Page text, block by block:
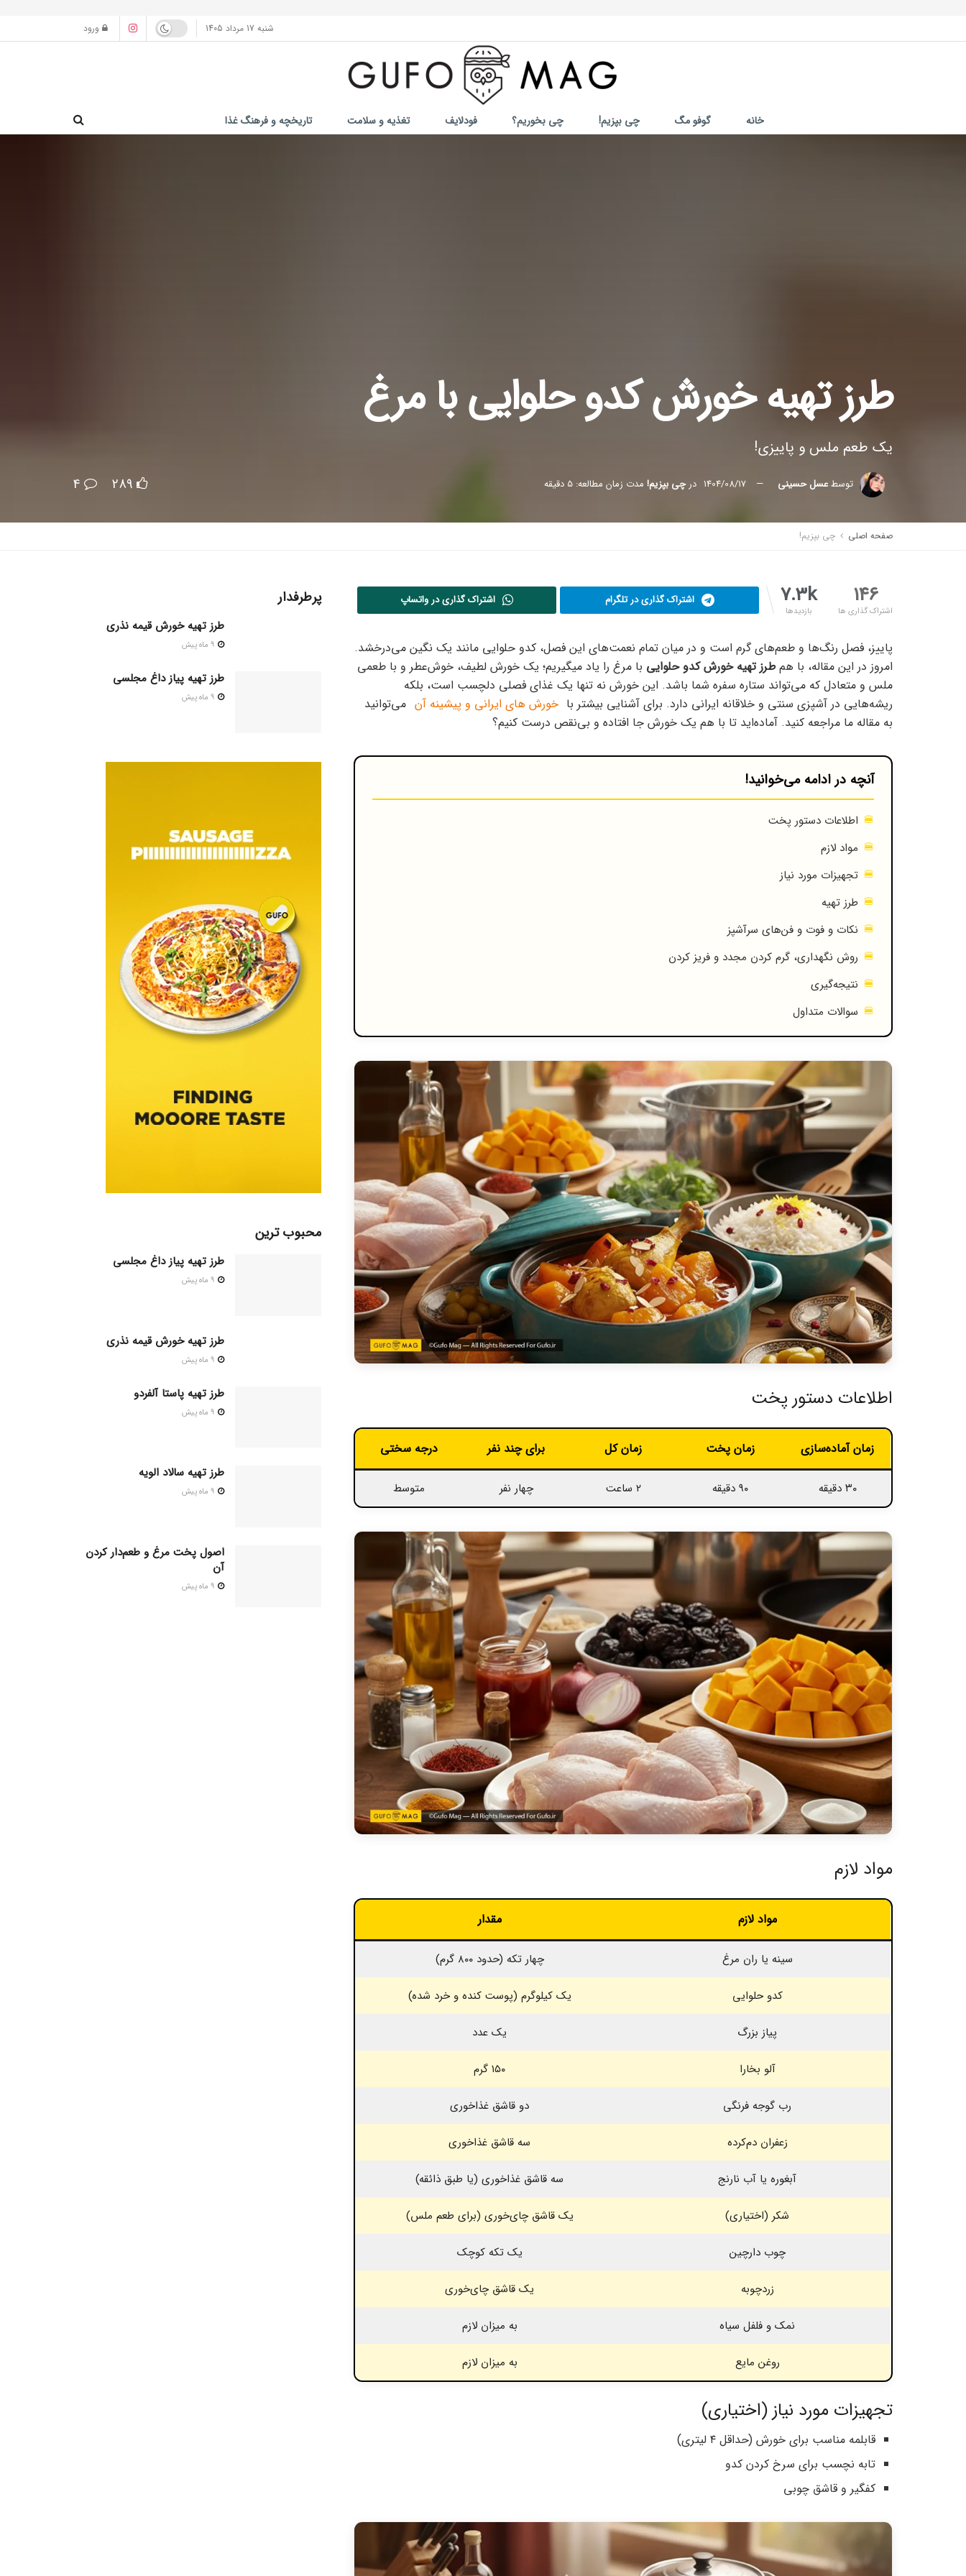
شنبه 17 مرداد 1405 ورود
خانه گوفو مگ چی بپزیم! چی بخوریم؟ فودلایف تغذیه و سلامت تاریخچه و فرهنگ غذا
طرز تهیه خورش کدو حلوایی با مرغ
یک طعم ملس و پاییزی!
توسطعسل حسینی 1404/08/17 درچی بپزیم! مدت زمان مطالعه: 5 دقیقه 289
صفحه اصلی چی بپزیم!
146
اشتراک گذاری ها
7.3k
بازدیدها
اشتراک گذاری در تلگرام اشتراک گذاری در واتساپ
پاییز، فصل رنگ‌ها و طعم‌های گرم است و در میان تمام نعمت‌های این فصل، کدو حلوایی مانند یک نگین می‌درخشد.
امروز در این مقاله، با همطرز تهیه خورش کدو حلوایی با مرغ را یاد میگیریم؛ یک خورش لطیف، خوش‌عطر و با طعمی
ملس و متعادل که می‌تواند ستاره سفره شما باشد. این خورش نه تنها یک غذای فصلی دلچسب است، بلکه
ریشه‌هایی در آشپزی سنتی و خلاقانه ایرانی دارد. برای آشنایی بیشتر با خورش های ایرانی و پیشینه آن می‌توانید
به مقاله ما مراجعه کنید. آماده‌اید تا با هم یک خورش جا افتاده و بی‌نقص درست کنیم؟
آنچه در ادامه می‌خوانید!
اطلاعات دستور پخت
مواد لازم
تجهیزات مورد نیاز
طرز تهیه
نکات و فوت و فن‌های سرآشپز
روش نگهداری، گرم کردن مجدد و فریز کردن
نتیجه‌گیری
سوالات متداول
اطلاعات دستور پخت
زمان آماده‌سازی زمان پخت زمان کل برای چند نفر درجه سختی
۳۰ دقیقه ۹۰ دقیقه ۲ ساعت چهار نفر متوسط
مواد لازم
مواد لازم مقدار
سینه یا ران مرغ چهار تکه (حدود ۸۰۰ گرم)
کدو حلوایی یک کیلوگرم (پوست کنده و خرد شده)
پیاز بزرگ یک عدد
آلو بخارا ۱۵۰ گرم
رب گوجه فرنگی دو قاشق غذاخوری
زعفران دم‌کرده سه قاشق غذاخوری
آبغوره یا آب نارنج سه قاشق غذاخوری (یا طبق ذائقه)
شکر (اختیاری) یک قاشق چای‌خوری (برای طعم ملس)
چوب دارچین یک تکه کوچک
زردچوبه یک قاشق چای‌خوری
نمک و فلفل سیاه به میزان لازم
روغن مایع به میزان لازم
تجهیزات مورد نیاز (اختیاری)
قابلمه مناسب برای خورش (حداقل ۴ لیتری)
تابه نچسب برای سرخ کردن کدو
کفگیر و قاشق چوبی
پرطرفدار
طرز تهیه خورش قیمه نذری
طرز تهیه پیاز داغ مجلسی
محبوب ترین
طرز تهیه پیاز داغ مجلسی
طرز تهیه خورش قیمه نذری
طرز تهیه پاستا آلفردو
طرز تهیه سالاد الویه
اصول پخت مرغ و طعم‌دار کردن
آن